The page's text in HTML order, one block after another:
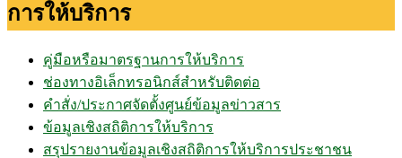
การให้บริการ
คู่มือหรือมาตรฐานการให้บริการ
ช่องทางอิเล็กทรอนิกส์สำหรับติดต่อ
คำสั่ง/ประกาศจัดตั้งศูนย์ข้อมูลข่าวสาร
ข้อมูลเชิงสถิติการให้บริการ
สรุปรายงานข้อมูลเชิงสถิติการให้บริการประชาชน